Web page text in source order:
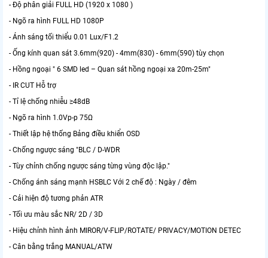
- Độ phân giải FULL HD (1920 x 1080 )
- Ngõ ra hình FULL HD 1080P
- Ánh sáng tối thiểu 0.01 Lux/F1.2
- Ống kính quan sát 3.6mm(920) - 4mm(830) - 6mm(590) tùy chọn
- Hồng ngoại " 6 SMD led – Quan sát hồng ngoại xa 20m-25m"
- IR CUT Hỗ trợ
- Tỉ lệ chống nhiễu ≥48dB
- Ngõ ra hình 1.0Vp-p 75Ω
- Thiết lập hệ thống Bảng điều khiển OSD
- Chống ngược sáng "BLC / D-WDR
- Tùy chỉnh chống ngược sáng từng vùng độc lập."
- Chống ánh sáng mạnh HSBLC Với 2 chế độ : Ngày / đêm
- Cải hiện độ tương phản ATR
- Tối ưu màu sắc NR/ 2D / 3D
- Hiệu chỉnh hình ảnh MIROR/V-FLIP/ROTATE/ PRIVACY/MOTION DETEC
- Cân bằng trắng MANUAL/ATW